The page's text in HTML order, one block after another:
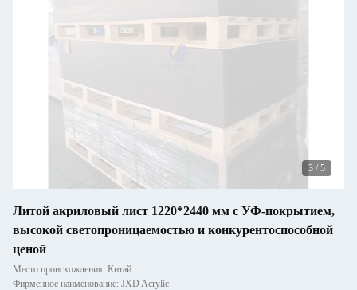
3 / 5
Литой акриловый лист 1220*2440 мм с УФ-покрытием,
высокой светопроницаемостью и конкурентоспособной
ценой
Место происхождения: Китай
Фирменное наименование: JXD Acrylic